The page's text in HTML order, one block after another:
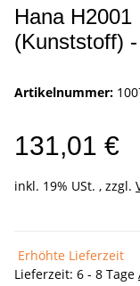
Hana
(Kunststoff)
Artikelnummer:
131,01 €
inkl. 19% USt. , zzgl.
Erhöhte Lieferzeit
Lieferzeit: 6 - 8 Tage